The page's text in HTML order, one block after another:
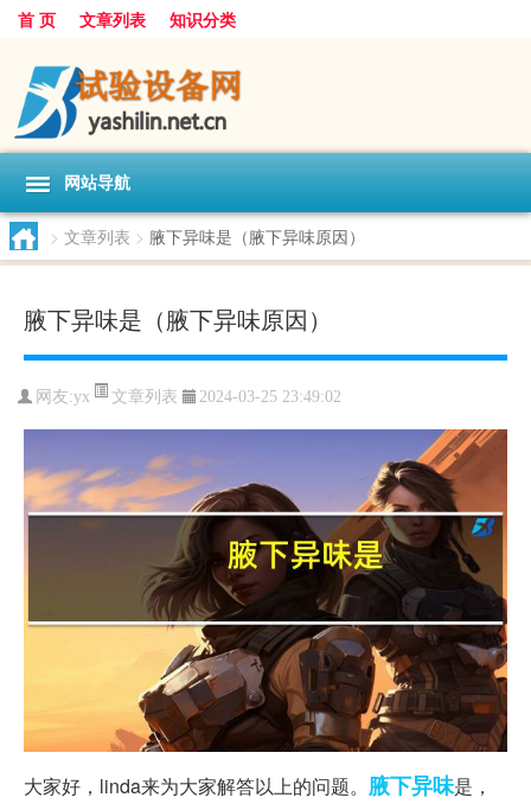
首 页 文章列表 知识分类
网站导航
> 文章列表 > 腋下异味是（腋下异味原因）
腋下异味是（腋下异味原因）
网友:yx 文章列表 2024-03-25 23:49:02
大家好，linda来为大家解答以上的问题。 腋下异味是，